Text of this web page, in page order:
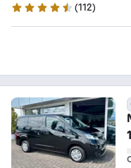
4.5 Sterne
(112)